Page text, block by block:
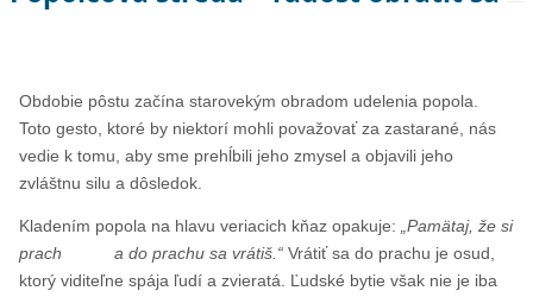
Obdobie pôstu začína starovekým obradom udelenia popola.
Toto gesto, ktoré by niektorí mohli považovať za zastarané, nás
vedie k tomu, aby sme prehĺbili jeho zmysel a objavili jeho
zvláštnu silu a dôsledok.
Kladením popola na hlavu veriacich kňaz opakuje:„Pamätaj, že si
prach a do prachu sa vrátiš.“Vrátiť sa do prachu je osud,
ktorý viditeľne spája ľudí a zvieratá. Ľudské bytie však nie je iba